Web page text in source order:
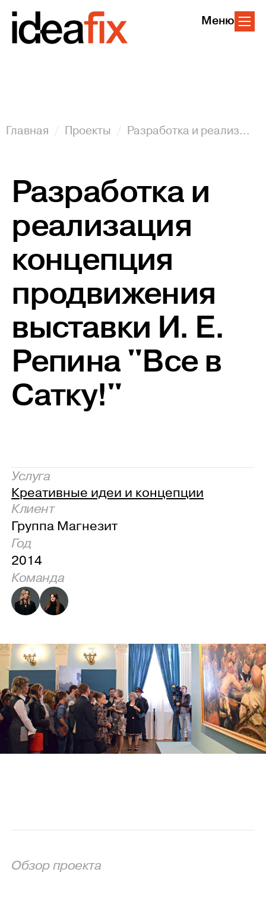
Меню
Разработка и
реализация
концепция
продвижения
выставки И. Е.
Репина "Все в
Сатку!"
Главная Проекты Разработка и реализация концепция продвижения выставки И. Е. Репина "Все в Сатку!"
Услуга
Креативные идеи и концепции
Клиент
Группа Магнезит
Год
2014
Команда
Обзор проекта